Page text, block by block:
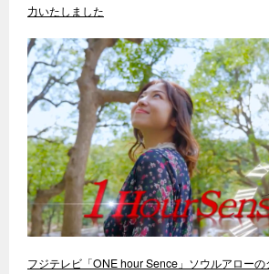
力いたしました
フジテレビ「ONE hour Sence」ソウルアローの